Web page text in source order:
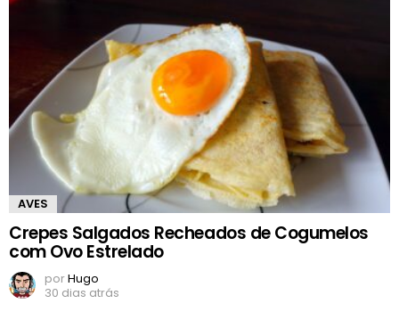
AVES
Crepes Salgados Recheados de Cogumelos
com Ovo Estrelado
porHugo
30 dias atrás